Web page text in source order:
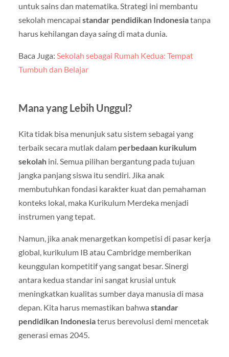
untuk sains dan matematika. Strategi ini membantu
sekolah mencapai standar pendidikan Indonesiatanpa
harus kehilangan daya saing di mata dunia.
Baca Juga: Sekolah sebagai Rumah Kedua: Tempat
Tumbuh dan Belajar
Mana yang Lebih Unggul?
Kita tidak bisa menunjuk satu sistem sebagai yang
terbaik secara mutlak dalam perbedaan kurikulum
sekolahini. Semua pilihan bergantung pada tujuan
jangka panjang siswa itu sendiri. Jika anak
membutuhkan fondasi karakter kuat dan pemahaman
konteks lokal, maka Kurikulum Merdeka menjadi
instrumen yang tepat.
Namun, jika anak menargetkan kompetisi di pasar kerja
global, kurikulum IB atau Cambridge memberikan
keunggulan kompetitif yang sangat besar. Sinergi
antara kedua standar ini sangat krusial untuk
meningkatkan kualitas sumber daya manusia di masa
depan. Kita harus memastikan bahwa standar
pendidikan Indonesiaterus berevolusi demi mencetak
generasi emas 2045.